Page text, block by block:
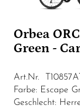
Orbea
Green -
Art.Nr. T10857AT
Farbe: Escape
Geschlecht: